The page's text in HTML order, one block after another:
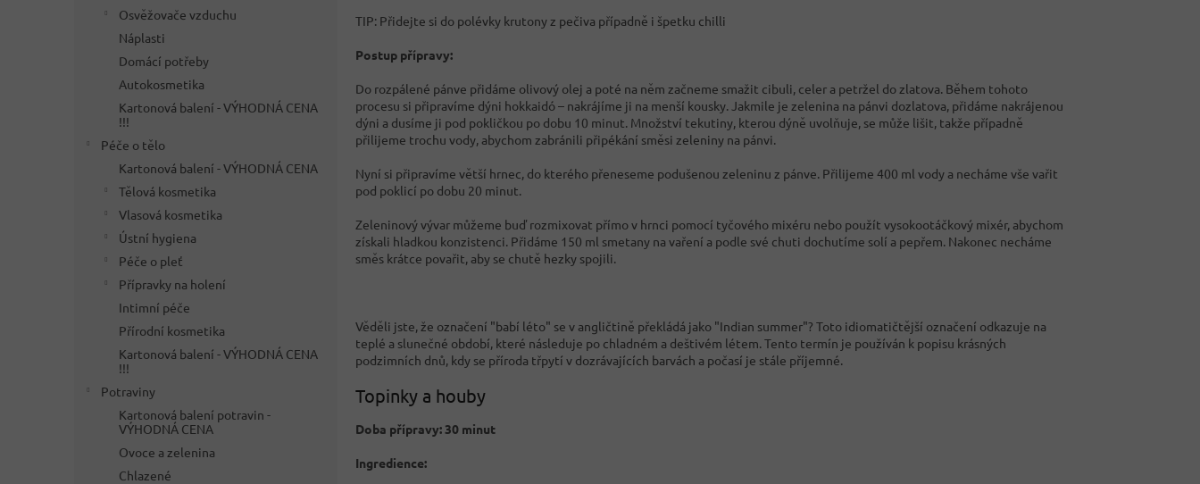
Osvěžovače vzduchu
Náplasti
Domácí potřeby
Autokosmetika
Kartonová balení - VÝHODNÁ CENA
!!!
Péče o tělo
Kartonová balení - VÝHODNÁ CENA
Tělová kosmetika
Vlasová kosmetika
Ústní hygiena
Péče o pleť
Přípravky na holení
Intimní péče
Přírodní kosmetika
Kartonová balení - VÝHODNÁ CENA
!!!
Potraviny
Kartonová balení potravin -
VÝHODNÁ CENA
Ovoce a zelenina
Chlazené
TIP: Přidejte si do polévky krutony z pečiva případně i špetku chilli
Postup přípravy:
Do rozpálené pánve přidáme olivový olej a poté na něm začneme smažit cibuli, celer a petržel do zlatova. Během tohoto
procesu si připravíme dýni hokkaidó – nakrájíme ji na menší kousky. Jakmile je zelenina na pánvi dozlatova, přidáme nakrájenou
dýni a dusíme ji pod pokličkou po dobu 10 minut. Množství tekutiny, kterou dýně uvolňuje, se může lišit, takže případně
přilijeme trochu vody, abychom zabránili připékání směsi zeleniny na pánvi.
Nyní si připravíme větší hrnec, do kterého přeneseme podušenou zeleninu z pánve. Přilijeme 400 ml vody a necháme vše vařit
pod poklicí po dobu 20 minut.
Zeleninový vývar můžeme buď rozmixovat přímo v hrnci pomocí tyčového mixéru nebo použít vysokootáčkový mixér, abychom
získali hladkou konzistenci. Přidáme 150 ml smetany na vaření a podle své chuti dochutíme solí a pepřem. Nakonec necháme
směs krátce povařit, aby se chutě hezky spojili.
Věděli jste, že označení "babí léto" se v angličtině překládá jako "Indian summer"? Toto idiomatičtější označení odkazuje na
teplé a slunečné období, které následuje po chladném a deštivém létem. Tento termín je používán k popisu krásných
podzimních dnů, kdy se příroda třpytí v dozrávajících barvách a počasí je stále příjemné.
Topinky a houby
Doba přípravy: 30 minut
Ingredience: